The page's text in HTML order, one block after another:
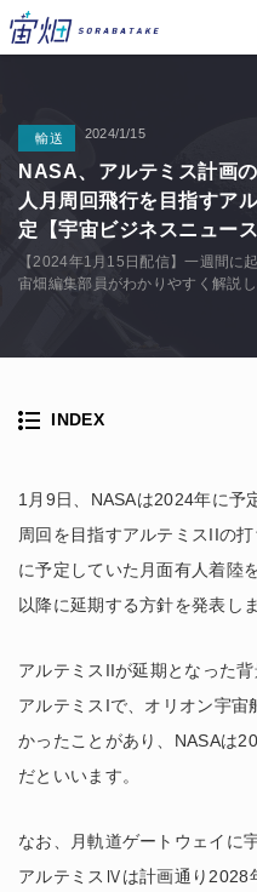
輸送 2024/1/15
NASA、アルテミス計画
人月周回飛行を目指すア
定【宇宙ビジネスニュース
【2024年1月15日配信】一週間に
宙畑編集部員がわかりやすく解説し
1月9日、NASAは2024年に予
周回を目指すアルテミスIIの
に予定していた月面有人着陸
以降に延期する方針を発表し
アルテミスIIが延期となった
アルテミスIで、オリオン宇宙
かったことがあり、NASAは
だといいます。
なお、月軌道ゲートウェイに
アルテミスⅣは計画通り2028
INDEX